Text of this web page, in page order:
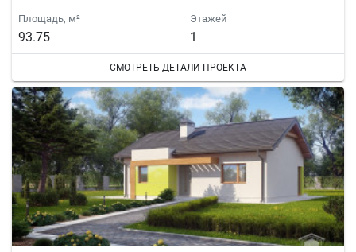
Площадь, м²
93.75
Этажей
1
СМОТРЕТЬ ДЕТАЛИ ПРОЕКТА